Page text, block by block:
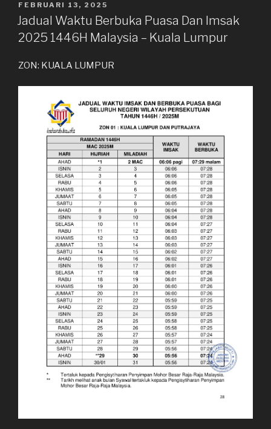
DIKIRIM
PADA
FEBRUARI 13, 2025
Jadual Waktu Berbuka Puasa Dan Imsak
2025 1446H Malaysia – Kuala Lumpur
ZON: KUALA LUMPUR